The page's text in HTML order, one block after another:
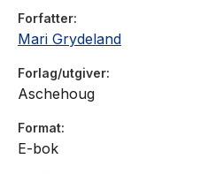
Forfatter
Mari Grydeland
Forlag/utgiver
Aschehoug
Format
E-bok